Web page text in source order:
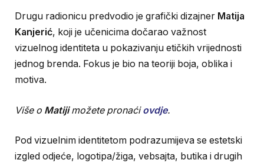
Drugu radionicu predvodio je grafički dizajner Matija
Kanjerić, koji je učenicima dočarao važnost
vizuelnog identiteta u pokazivanju etičkih vrijednosti
jednog brenda. Fokus je bio na teoriji boja, oblika i
motiva.
Više o Matijimožete pronaćiovdje.
Pod vizuelnim identitetom podrazumijeva se estetski
izgled odjeće, logotipa/žiga, vebsajta, butika i drugih